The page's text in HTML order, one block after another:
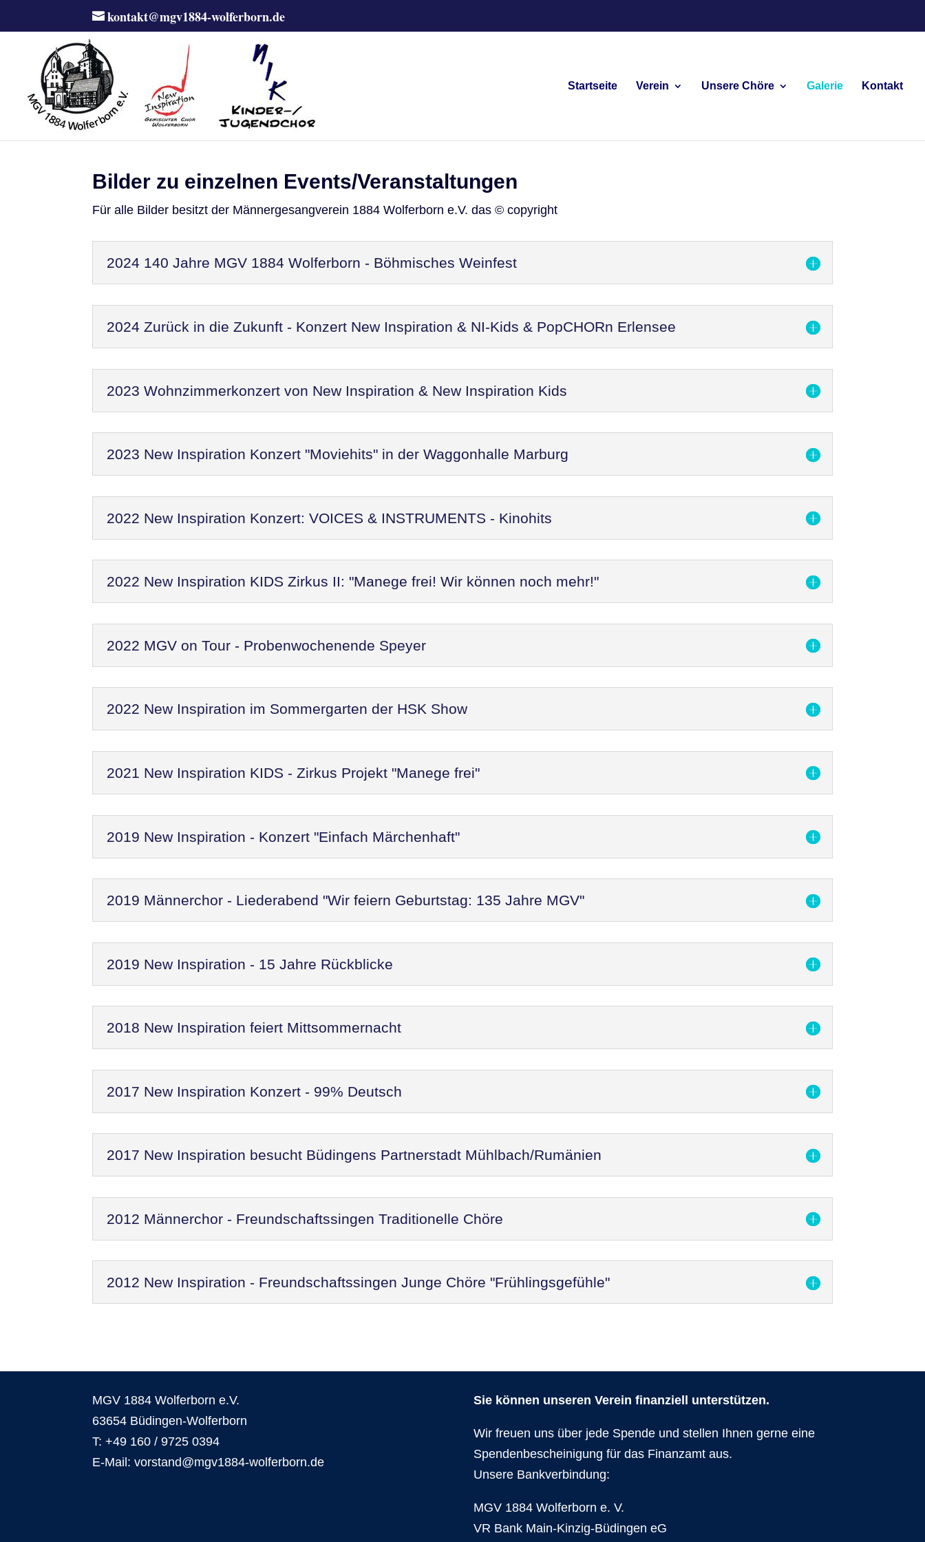
kontakt@mgv1884-wolferborn.de
Startseite Verein Unsere Chöre Galerie Kontakt
Bilder zu einzelnen Events/Veranstaltungen
Für alle Bilder besitzt der Männergesangverein 1884 Wolferborn e.V. das © copyright
2024 140 Jahre MGV 1884 Wolferborn - Böhmisches Weinfest
2024 Zurück in die Zukunft - Konzert New Inspiration & NI-Kids & PopCHORn Erlensee
2023 Wohnzimmerkonzert von New Inspiration & New Inspiration Kids
2023 New Inspiration Konzert "Moviehits" in der Waggonhalle Marburg
2022 New Inspiration Konzert: VOICES & INSTRUMENTS - Kinohits
2022 New Inspiration KIDS Zirkus II: "Manege frei! Wir können noch mehr!"
2022 MGV on Tour - Probenwochenende Speyer
2022 New Inspiration im Sommergarten der HSK Show
2021 New Inspiration KIDS - Zirkus Projekt "Manege frei"
2019 New Inspiration - Konzert "Einfach Märchenhaft"
2019 Männerchor - Liederabend "Wir feiern Geburtstag: 135 Jahre MGV"
2019 New Inspiration - 15 Jahre Rückblicke
2018 New Inspiration feiert Mittsommernacht
2017 New Inspiration Konzert - 99% Deutsch
2017 New Inspiration besucht Büdingens Partnerstadt Mühlbach/Rumänien
2012 Männerchor - Freundschaftssingen Traditionelle Chöre
2012 New Inspiration - Freundschaftssingen Junge Chöre "Frühlingsgefühle"
MGV 1884 Wolferborn e.V.
63654 Büdingen-Wolferborn
T: +49 160 / 9725 0394
E-Mail: vorstand@mgv1884-wolferborn.de
Sie können unseren Verein finanziell unterstützen.
Wir freuen uns über jede Spende und stellen Ihnen gerne eine
Spendenbescheinigung für das Finanzamt aus.
Unsere Bankverbindung:
MGV 1884 Wolferborn e. V.
VR Bank Main-Kinzig-Büdingen eG